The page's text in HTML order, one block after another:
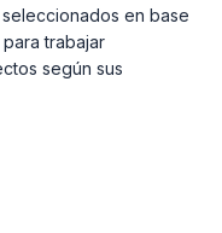
en base
trabajar
según sus